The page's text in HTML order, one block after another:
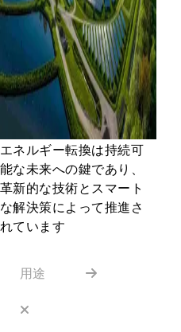
エネルギー転換は持続可
能な未来への鍵であり、
革新的な技術とスマート
な解決策によって推進さ
れています
用途